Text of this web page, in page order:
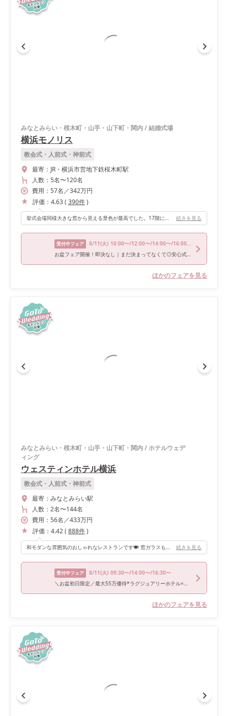
みなとみらい・桜木町・山手・山下町・関内/結婚式場
横浜モノリス
教会式・人前式・神前式
最寄： JR・横浜市営地下鉄桜木町駅
人数： 5名〜120名
費用： 57名 ／342万円
評価： 4.63( 390件)
挙式会場同様大きな窓から見える景色が最高でした。17階にあるのですがそれ以上高くても低くても綺麗には見えない絶妙な高さらしく感激しました🥺 午後の結婚式で披露宴が始まる時間は夕方から夜にかけてだったので綺麗な夜景と海、そして大観覧車が新郎新婦の後ろで打ち上げ花火のように輝いていたとゲストの方から教えてもらいました。 挙式会場とは打って変わってシックでモノトーンで落ち着いた雰囲気で良かったです。またメインテーブルに段差が無いので私達だけが目立つような事はなく、コンセプトである飲み会の延長のようなアットホームな披露宴に出来たので良かったです♪ 続きを見る
受付中フェア 8/11(火) 10:00〜/12:00〜/14:00〜/16:00〜/18:00〜
お盆フェア開催！即決なし｜まだ決まってなくて◎安心式場相談会
ほかのフェアを見る
みなとみらい・桜木町・山手・山下町・関内/ホテルウェデ
ィング
ウェスティンホテル横浜
教会式・人前式・神前式
最寄： みなとみらい駅
人数： 2名〜144名
費用： 56名 ／433万円
評価： 4.42( 888件)
和モダンな雰囲気のおしゃれなレストランです🍽️ 窓ガラスも大きく、開放的で明るい空間で、晴れていれば23階から眺める横浜のパノラマも絶景です。 大人っぽいおしゃれな会場を探していたので理想的だったのと、アットホームな雰囲気にしたいと思っていたのでゲストとの距離も近いのも嬉しいポイントでした💓 続きを見る
受付中フェア 8/11(火) 09:30〜/14:00〜/16:30〜
＼お盆初日限定／最大55万優待*ラグジュアリーホテル×試食付
ほかのフェアを見る